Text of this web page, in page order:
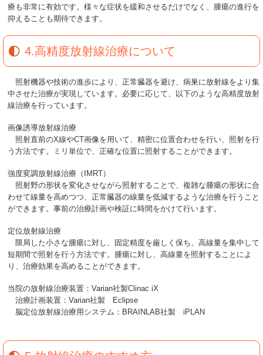
療も非常に有効です。様々な症状を緩和させるだけでなく、腫瘍の進行を
抑えることも期待できます。
4.高精度放射線治療について
照射機器や技術の進歩により、正常臓器を避け、病巣に放射線をより集
中させた治療が実現しています。必要に応じて、以下のような高精度放射
線治療を行っています。
画像誘導放射線治療
照射直前のX線やCT画像を用いて、精密に位置合わせを行い、照射を行
う方法です。ミリ単位で、正確な位置に照射することができます。
強度変調放射線治療（IMRT）
照射野の形状を変化させながら照射することで、複雑な腫瘍の形状に合
わせて線量を高めつつ、正常臓器の線量を低減するような治療を行うこと
ができます。事前の治療計画や検証に時間をかけて行います。
定位放射線治療
限局した小さな腫瘍に対し、固定精度を厳しく保ち、高線量を集中して
短期間で照射を行う方法です。腫瘍に対し、高線量を照射することによ
り、治療効果を高めることができます。
当院の放射線治療装置：Varian社製Clinac iX
治療計画装置：Varian社製 Eclipse
脳定位放射線治療用システム：BRAINLAB社製 iPLAN